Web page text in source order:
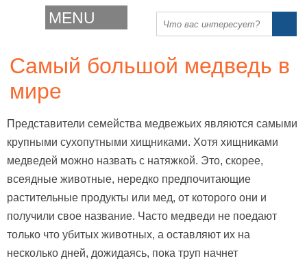
MENU
Самый большой медведь в
мире
Представители семейства медвежьих являются самыми
крупными сухопутными хищниками. Хотя хищниками
медведей можно назвать с натяжкой. Это, скорее,
всеядные животные, нередко предпочитающие
растительные продукты или мед, от которого они и
получили свое название. Часто медведи не поедают
только что убитых животных, а оставляют их на
несколько дней, дожидаясь, пока труп начнет